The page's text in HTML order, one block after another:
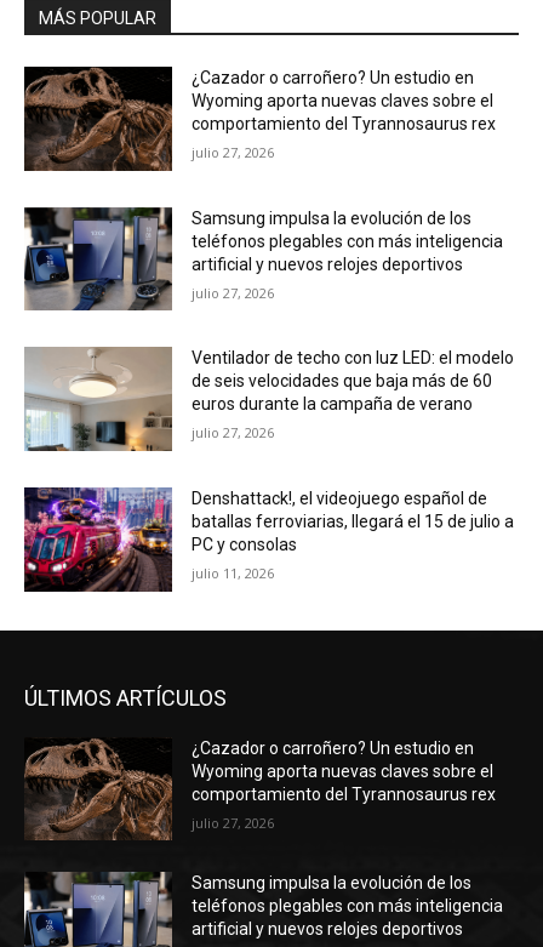
MÁS POPULAR
¿Cazador o carroñero? Un estudio en
Wyoming aporta nuevas claves sobre el
comportamiento del Tyrannosaurus rex
julio 27, 2026
Samsung impulsa la evolución de los
teléfonos plegables con más inteligencia
artificial y nuevos relojes deportivos
julio 27, 2026
Ventilador de techo con luz LED: el modelo
de seis velocidades que baja más de 60
euros durante la campaña de verano
julio 27, 2026
Denshattack!, el videojuego español de
batallas ferroviarias, llegará el 15 de julio a
PC y consolas
julio 11, 2026
ÚLTIMOS ARTÍCULOS
¿Cazador o carroñero? Un estudio en
Wyoming aporta nuevas claves sobre el
comportamiento del Tyrannosaurus rex
julio 27, 2026
Samsung impulsa la evolución de los
teléfonos plegables con más inteligencia
artificial y nuevos relojes deportivos